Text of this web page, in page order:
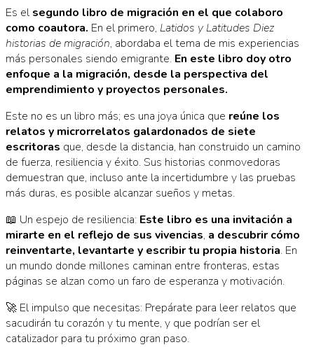
Es el segundo libro de migración en el que colaboro
como coautora. En el primero, Latidos y Latitudes Diez
historias de migración, abordaba el tema de mis experiencias
más personales siendo emigrante. En este libro doy otro
enfoque a la migración, desde la perspectiva del
emprendimiento y proyectos personales.
Este no es un libro más; es una joya única que reúne los
relatos y microrrelatos galardonados de siete
escritoras que, desde la distancia, han construido un camino
de fuerza, resiliencia y éxito. Sus historias conmovedoras
demuestran que, incluso ante la incertidumbre y las pruebas
más duras, es posible alcanzar sueños y metas.
📖 Un espejo de resiliencia: Este libro es una invitación a
mirarte en el reflejo de sus vivencias, a descubrir cómo
reinventarte, levantarte y escribir tu propia historia. En
un mundo donde millones caminan entre fronteras, estas
páginas se alzan como un faro de esperanza y motivación.
🚀 El impulso que necesitas: Prepárate para leer relatos que
sacudirán tu corazón y tu mente, y que podrían ser el
catalizador para tu próximo gran paso.